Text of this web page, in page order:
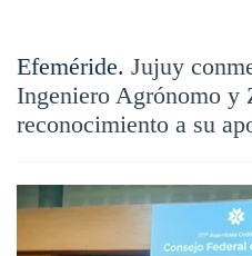
Efeméride. Jujuy
Ingeniero Agrónomo y
reconocimiento a su